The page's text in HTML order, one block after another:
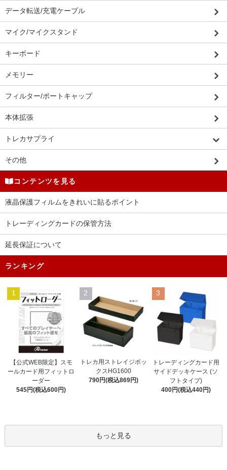
データ転送/充電ケーブル
マイク/マイクスタンド
キーボード
メモリー
フィルター/ポートキャップ
本体拡張
トレカサプライ
その他
コンテンツを見る
液晶保護フィルムをきれいに貼るポイント
トレーディングカードの保管方法
延長保証について
ランキング
1
【公式WEB限定】スモ
ールカード用フィットロ
ーダー
545円(税込600円)
2
トレカ用ストレイジボッ
クスHG1600
790円(税込869円)
3
トレーディングカード用
サイドデッキケース (ソ
フトタイプ)
400円(税込440円)
もっと見る